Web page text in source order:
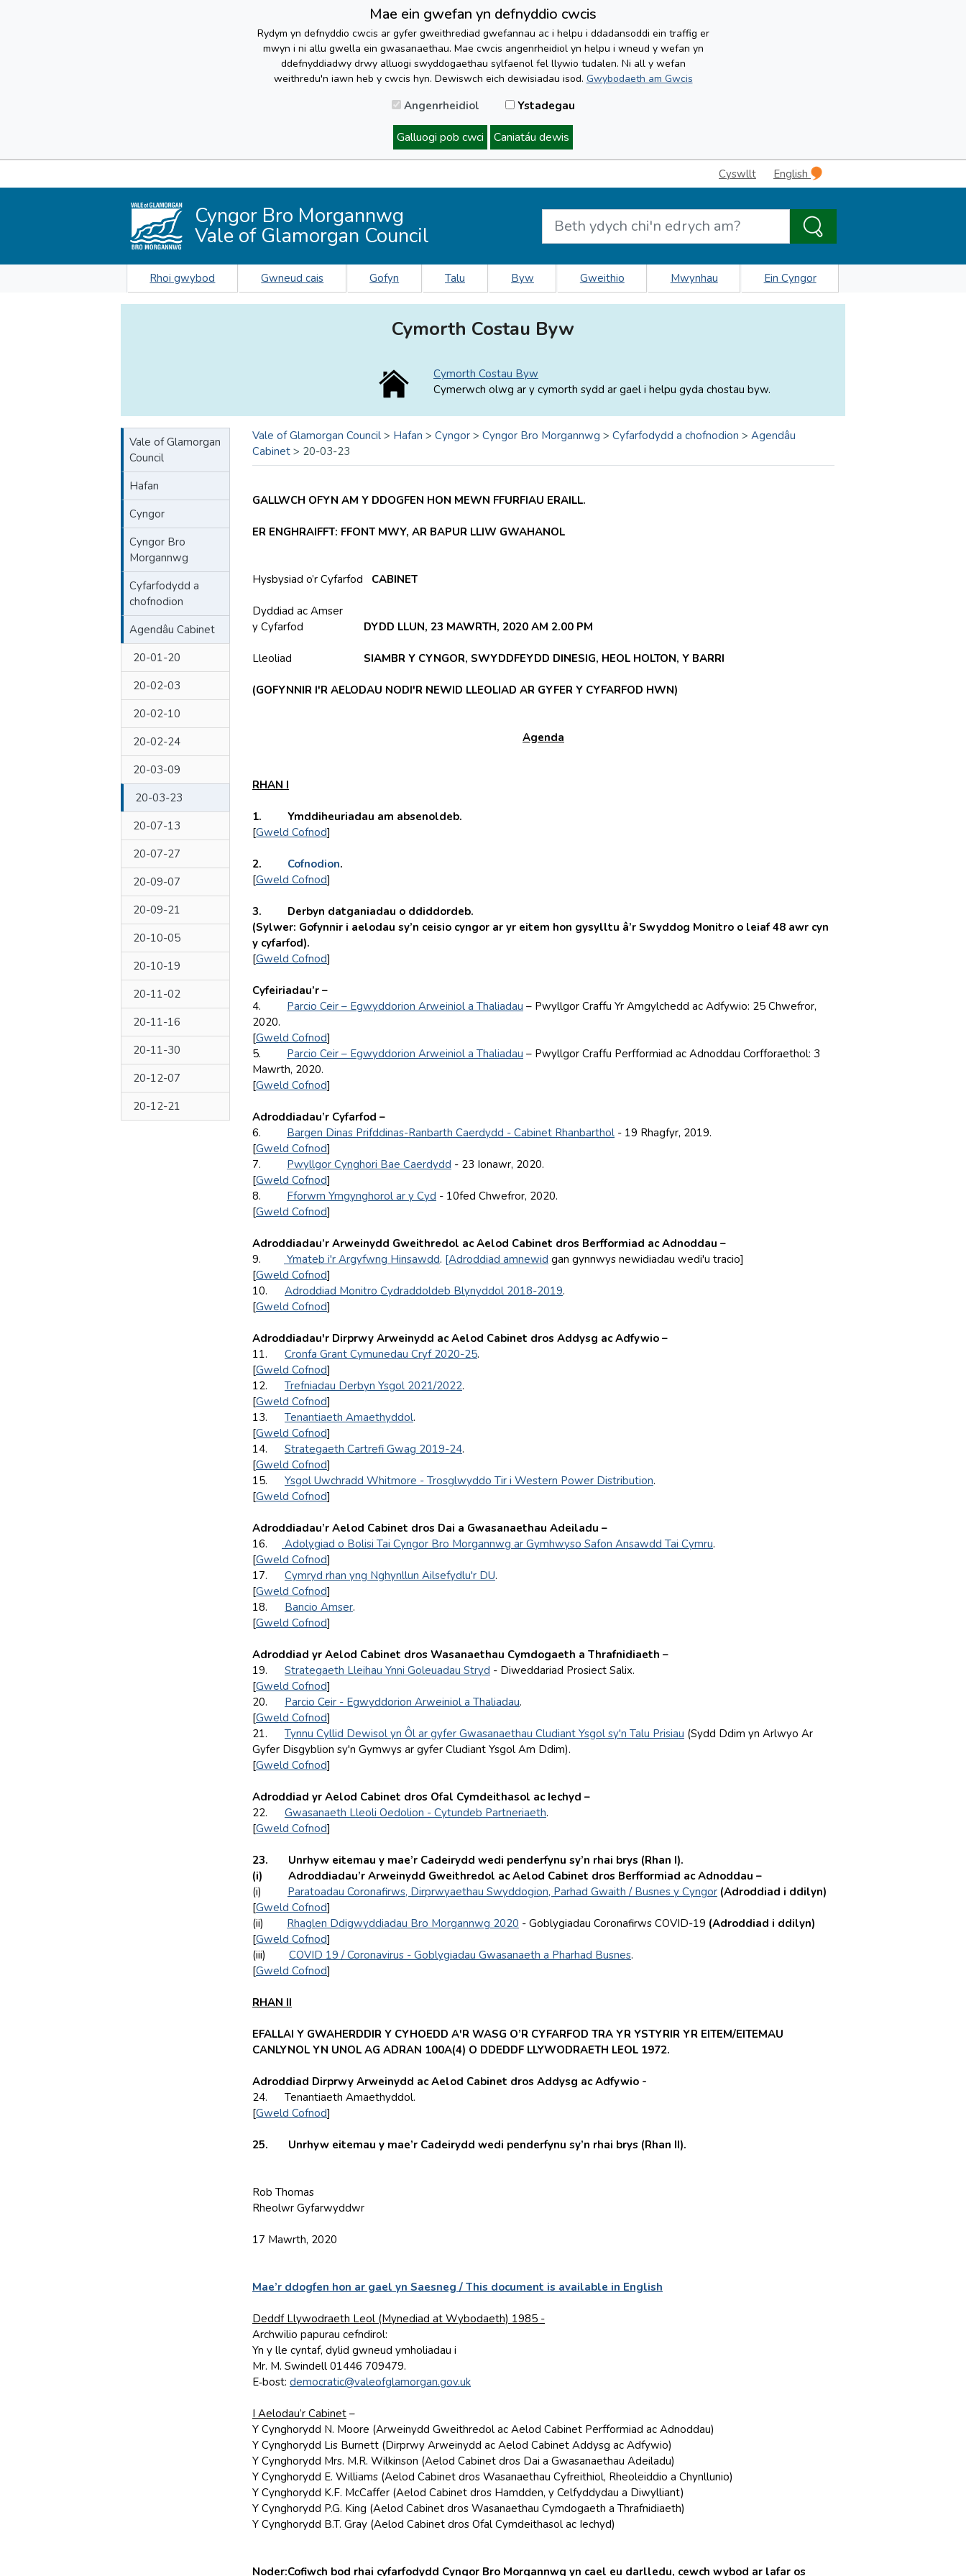
Mae ein gwefan yn defnyddio cwcis
Rydym yn defnyddio cwcis ar gyfer gweithrediad gwefannau ac i helpu i ddadansoddi ein traffig er
mwyn i ni allu gwella ein gwasanaethau. Mae cwcis angenrheidiol yn helpu i wneud y wefan yn
ddefnyddiadwy drwy alluogi swyddogaethau sylfaenol fel llywio tudalen. Ni all y wefan
weithredu'n iawn heb y cwcis hyn. Dewiswch eich dewisiadau isod. Gwybodaeth am Gwcis
Angenrheidiol Ystadegau
Galluogi pob cwci Caniatáu dewis
Cyswllt English
Cyngor Bro Morgannwg
Vale of Glamorgan Council
Rhoi gwybod Gwneud cais Gofyn Talu Byw Gweithio Mwynhau Ein Cyngor
Cymorth Costau Byw
Cymorth Costau Byw
Cymerwch olwg ar y cymorth sydd ar gael i helpu gyda chostau byw.
Vale of Glamorgan
Council
Hafan
Cyngor
Cyngor Bro
Morgannwg
Cyfarfodydd a
chofnodion
Agendâu Cabinet
20-01-20
20-02-03
20-02-10
20-02-24
20-03-09
20-03-23
20-07-13
20-07-27
20-09-07
20-09-21
20-10-05
20-10-19
20-11-02
20-11-16
20-11-30
20-12-07
20-12-21
Vale of Glamorgan Council > Hafan > Cyngor > Cyngor Bro Morgannwg > Cyfarfodydd a chofnodion > Agendâu
Cabinet > 20-03-23
GALLWCH OFYN AM Y DDOGFEN HON MEWN FFURFIAU ERAILL.
ER ENGHRAIFFT: FFONT MWY, AR BAPUR LLIW GWAHANOL
Hysbysiad o’r Cyfarfod CABINET
Dyddiad ac Amser
y Cyfarfod
DYDD LLUN, 23 MAWRTH, 2020 AM 2.00 PM
Lleoliad SIAMBR Y CYNGOR, SWYDDFEYDD DINESIG, HEOL HOLTON, Y BARRI
(GOFYNNIR I'R AELODAU NODI'R NEWID LLEOLIAD AR GYFER Y CYFARFOD HWN)
Agenda
RHAN I
1. Ymddiheuriadau am absenoldeb.
[Gweld Cofnod]
2. Cofnodion.
[Gweld Cofnod]
3. Derbyn datganiadau o ddiddordeb.
(Sylwer: Gofynnir i aelodau sy’n ceisio cyngor ar yr eitem hon gysylltu â’r Swyddog Monitro o leiaf 48 awr cyn
y cyfarfod).
[Gweld Cofnod]
Cyfeiriadau’r –
4. Parcio Ceir – Egwyddorion Arweiniol a Thaliadau – Pwyllgor Craffu Yr Amgylchedd ac Adfywio: 25 Chwefror,
2020.
[Gweld Cofnod]
5. Parcio Ceir – Egwyddorion Arweiniol a Thaliadau – Pwyllgor Craffu Perfformiad ac Adnoddau Corfforaethol: 3
Mawrth, 2020.
[Gweld Cofnod]
Adroddiadau’r Cyfarfod –
6. Bargen Dinas Prifddinas-Ranbarth Caerdydd - Cabinet Rhanbarthol - 19 Rhagfyr, 2019.
[Gweld Cofnod]
7. Pwyllgor Cynghori Bae Caerdydd - 23 Ionawr, 2020.
[Gweld Cofnod]
8. Fforwm Ymgynghorol ar y Cyd - 10fed Chwefror, 2020.
[Gweld Cofnod]
Adroddiadau’r Arweinydd Gweithredol ac Aelod Cabinet dros Berfformiad ac Adnoddau –
9.
Ymateb i'r Argyfwng Hinsawdd. [Adroddiad amnewid gan gynnwys newidiadau wedi'u tracio]
[Gweld Cofnod]
10. Adroddiad Monitro Cydraddoldeb Blynyddol 2018-2019.
[Gweld Cofnod]
Adroddiadau'r Dirprwy Arweinydd ac Aelod Cabinet dros Addysg ac Adfywio –
11. Cronfa Grant Cymunedau Cryf 2020-25.
[Gweld Cofnod]
12. Trefniadau Derbyn Ysgol 2021/2022.
[Gweld Cofnod]
13. Tenantiaeth Amaethyddol.
[Gweld Cofnod]
14. Strategaeth Cartrefi Gwag 2019-24.
[Gweld Cofnod]
15. Ysgol Uwchradd Whitmore - Trosglwyddo Tir i Western Power Distribution.
[Gweld Cofnod]
Adroddiadau’r Aelod Cabinet dros Dai a Gwasanaethau Adeiladu –
16.
Adolygiad o Bolisi Tai Cyngor Bro Morgannwg ar Gymhwyso Safon Ansawdd Tai Cymru.
[Gweld Cofnod]
17. Cymryd rhan yng Nghynllun Ailsefydlu'r DU.
[Gweld Cofnod]
18. Bancio Amser.
[Gweld Cofnod]
Adroddiad yr Aelod Cabinet dros Wasanaethau Cymdogaeth a Thrafnidiaeth –
19. Strategaeth Lleihau Ynni Goleuadau Stryd - Diweddariad Prosiect Salix.
[Gweld Cofnod]
20. Parcio Ceir - Egwyddorion Arweiniol a Thaliadau.
[Gweld Cofnod]
21. Tynnu Cyllid Dewisol yn Ôl ar gyfer Gwasanaethau Cludiant Ysgol sy'n Talu Prisiau (Sydd Ddim yn Arlwyo Ar
Gyfer Disgyblion sy'n Gymwys ar gyfer Cludiant Ysgol Am Ddim).
[Gweld Cofnod]
Adroddiad yr Aelod Cabinet dros Ofal Cymdeithasol ac Iechyd –
22. Gwasanaeth Lleoli Oedolion - Cytundeb Partneriaeth.
[Gweld Cofnod]
23. Unrhyw eitemau y mae’r Cadeirydd wedi penderfynu sy’n rhai brys (Rhan I).
(i) Adroddiadau’r Arweinydd Gweithredol ac Aelod Cabinet dros Berfformiad ac Adnoddau –
(i) Paratoadau Coronafirws, Dirprwyaethau Swyddogion, Parhad Gwaith / Busnes y Cyngor (Adroddiad i ddilyn)
[Gweld Cofnod]
(ii) Rhaglen Ddigwyddiadau Bro Morgannwg 2020 - Goblygiadau Coronafirws COVID-19 (Adroddiad i ddilyn)
[Gweld Cofnod]
(iii) COVID 19 / Coronavirus - Goblygiadau Gwasanaeth a Pharhad Busnes.
[Gweld Cofnod]
RHAN II
EFALLAI Y GWAHERDDIR Y CYHOEDD A'R WASG O’R CYFARFOD TRA YR YSTYRIR YR EITEM/EITEMAU
CANLYNOL YN UNOL AG ADRAN 100A(4) O DDEDDF LLYWODRAETH LEOL 1972.
Adroddiad Dirprwy Arweinydd ac Aelod Cabinet dros Addysg ac Adfywio -
24. Tenantiaeth Amaethyddol.
[Gweld Cofnod]
25. Unrhyw eitemau y mae’r Cadeirydd wedi penderfynu sy’n rhai brys (Rhan II).
Rob Thomas
Rheolwr Gyfarwyddwr
17 Mawrth, 2020
Mae’r ddogfen hon ar gael yn Saesneg / This document is available in English
Deddf Llywodraeth Leol (Mynediad at Wybodaeth) 1985 -
Archwilio papurau cefndirol:
Yn y lle cyntaf, dylid gwneud ymholiadau i
Mr. M. Swindell 01446 709479.
E‑bost: democratic@valeofglamorgan.gov.uk
I Aelodau’r Cabinet –
Y Cynghorydd N. Moore (Arweinydd Gweithredol ac Aelod Cabinet Perfformiad ac Adnoddau)
Y Cynghorydd Lis Burnett (Dirprwy Arweinydd ac Aelod Cabinet Addysg ac Adfywio)
Y Cynghorydd Mrs. M.R. Wilkinson (Aelod Cabinet dros Dai a Gwasanaethau Adeiladu)
Y Cynghorydd E. Williams (Aelod Cabinet dros Wasanaethau Cyfreithiol, Rheoleiddio a Chynllunio)
Y Cynghorydd K.F. McCaffer (Aelod Cabinet dros Hamdden, y Celfyddydau a Diwylliant)
Y Cynghorydd P.G. King (Aelod Cabinet dros Wasanaethau Cymdogaeth a Thrafnidiaeth)
Y Cynghorydd B.T. Gray (Aelod Cabinet dros Ofal Cymdeithasol ac Iechyd)
Noder:Cofiwch bod rhai cyfarfodydd Cyngor Bro Morgannwg yn cael eu darlledu, cewch wybod ar lafar os